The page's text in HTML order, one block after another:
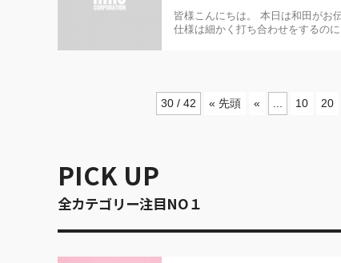
皆様こんにちは。 本日は和田がお
仕様は細かく打ち合わせをするの
30 / 42 « 先頭 « 10 20
PICK UP
全カテゴリー注目NO１